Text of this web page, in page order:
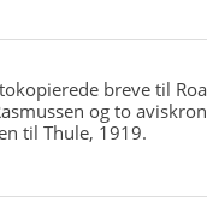
breve til
og to
til Thule, 1919.